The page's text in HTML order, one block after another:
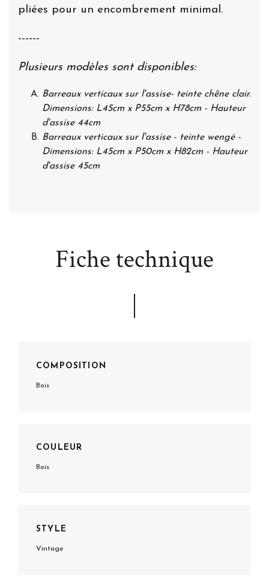
pliées pour un encombrement minimal.
------
Plusieurs modèles sont disponibles:
Barreaux verticaux sur l'assise- teinte chêne clair.
Dimensions: L45cm x P55cm x H78cm - Hauteur
d'assise 44cm
Barreaux verticaux sur l'assise - teinte wengé -
Dimensions: L45cm x P50cm x H82cm - Hauteur
d'assise 45cm
Fiche technique
COMPOSITION
Bois
COULEUR
Bois
STYLE
Vintage